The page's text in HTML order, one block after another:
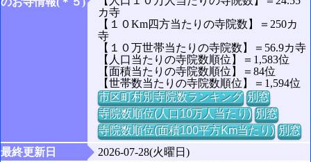
カ寺
【１０Km四方当たりの寺院数】＝250カ
寺
【１０万世帯当たりの寺院数】＝56.9カ寺
【人口当たりの寺院数順位】＝1,583位
【面積当たりの寺院数順位】＝84位
【世帯数当たりの寺院数順位】＝1,594位
市区町村別寺院数ランキング 別窓
寺院数順位(人口10万人当たり) 別窓
寺院数順位(面積100平方Km当たり) 別窓
最終更新日
2026-07-28(火曜日)